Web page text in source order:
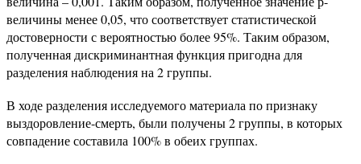
величины менее 0,05, что соответствует статистической
достоверности с вероятностью более 95%. Таким образом,
полученная дискриминантная функция пригодна для
разделения наблюдения на 2 группы.
В ходе разделения исследуемого материала по признаку
выздоровление-смерть, были получены 2 группы, в которых
совпадение составила 100% в обеих группах.